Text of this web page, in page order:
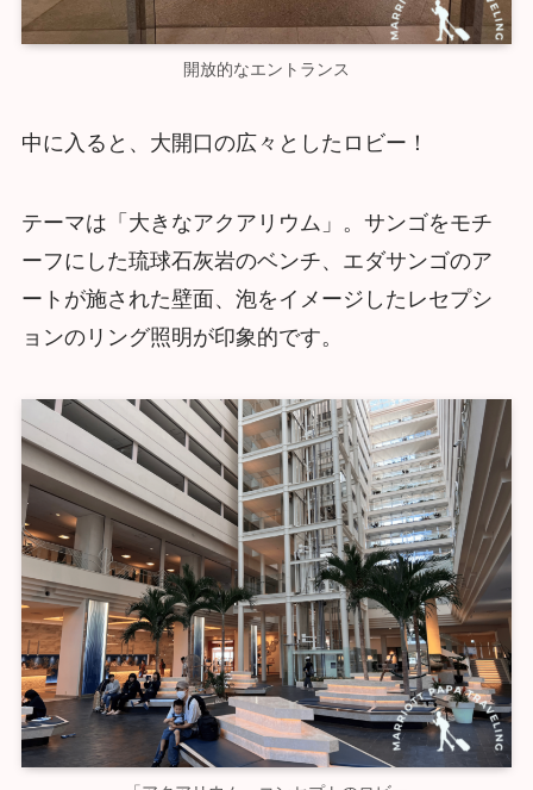
開放的なエントランス
中に入ると、大開口の広々としたロビー！
テーマは「大きなアクアリウム」。サンゴをモチ
ーフにした琉球石灰岩のベンチ、エダサンゴのア
ートが施された壁面、泡をイメージしたレセプシ
ョンのリング照明が印象的です。